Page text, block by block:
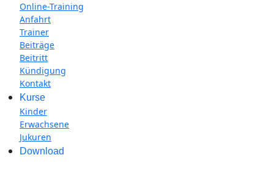
Online-Training
Anfahrt
Trainer
Beiträge
Beitritt
Kündigung
Kontakt
Kurse
Kinder
Erwachsene
Jukuren
Download